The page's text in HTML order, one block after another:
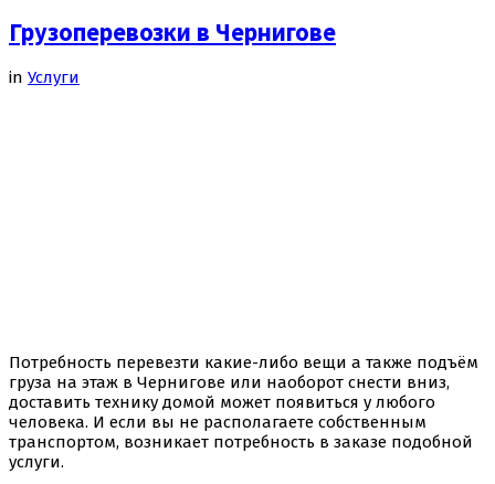
Грузоперевозки в Чернигове
in Услуги
Потребность перевезти какие-либо вещи а также подъём
груза на этаж в Чернигове или наоборот снести вниз,
доставить технику домой может появиться у любого
человека. И если вы не располагаете собственным
транспортом, возникает потребность в заказе подобной
услуги.